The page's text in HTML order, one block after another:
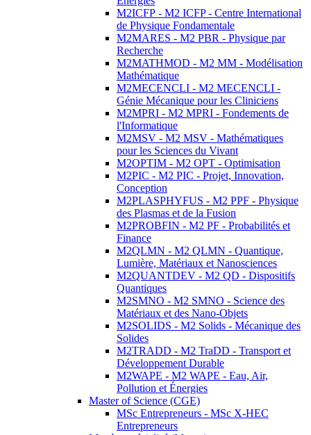
M2ICFP - M2 ICFP - Centre International
de Physique Fondamentale
M2MARES - M2 PBR - Physique par
Recherche
M2MATHMOD - M2 MM - Modélisation
Mathématique
M2MECENCLI - M2 MECENCLI -
Génie Mécanique pour les Cliniciens
M2MPRI - M2 MPRI - Fondements de
l'Informatique
M2MSV - M2 MSV - Mathématiques
pour les Sciences du Vivant
M2OPTIM - M2 OPT - Optimisation
M2PIC - M2 PIC - Projet, Innovation,
Conception
M2PLASPHYFUS - M2 PPF - Physique
des Plasmas et de la Fusion
M2PROBFIN - M2 PF - Probabilités et
Finance
M2QLMN - M2 QLMN - Quantique,
Lumière, Matériaux et Nanosciences
M2QUANTDEV - M2 QD - Dispositifs
Quantiques
M2SMNO - M2 SMNO - Science des
Matériaux et des Nano-Objets
M2SOLIDS - M2 Solids - Mécanique des
Solides
M2TRADD - M2 TraDD - Transport et
Développement Durable
M2WAPE - M2 WAPE - Eau, Air,
Pollution et Énergies
Master of Science (CGE)
MSc Entrepreneurs - MSc X-HEC
Entrepreneurs